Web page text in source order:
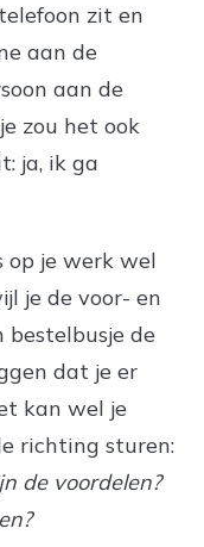
zit en
aan de
aan de
zou het ook
ja, ik ga
op je werk wel
je de voor- en
bestelbusje de
dat je er
kan wel je
richting sturen:
de voordelen?